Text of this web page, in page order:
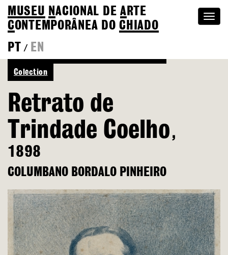
MUSEU NACIONAL DEA RTE
CONTEMPORÂNEA DOCHIADO
PT
/ EN
Colection
Retrato de
Trindade Coelho ,
1898
COLUMBANO BORDALO PINHEIRO